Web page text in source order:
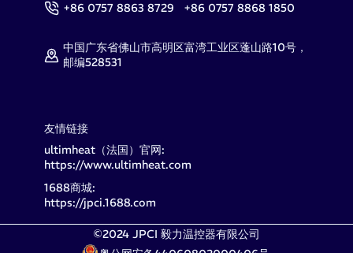
+86 0757 8863 8729 +86 0757 8868 1850
中国广东省佛山市高明区富湾工业区蓬山路10号，
邮编528531
友情链接
ultimheat（法国）官网:
https://www.ultimheat.com
1688商城:
https://jpci.1688.com
©2024 JPCI 毅力温控器有限公司